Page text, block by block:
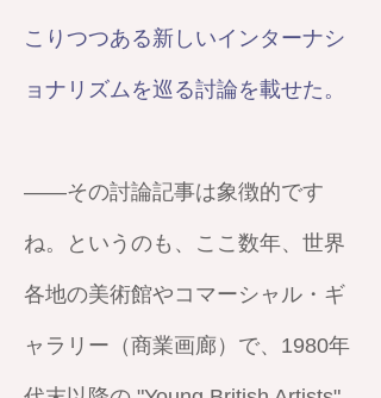
こりつつある新しいインターナシ
ョナリズムを巡る討論を載せた。
——その討論記事は象徴的です
ね。というのも、ここ数年、世界
各地の美術館やコマーシャル・ギ
ャラリー（商業画廊）で、1980年